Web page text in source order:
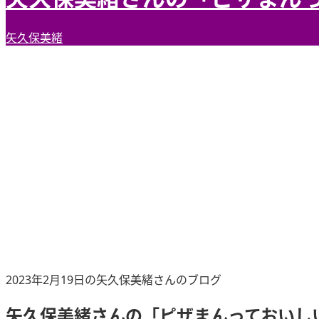
矢久保美緒
2023年2月19日の矢久保美緒さんのブログ